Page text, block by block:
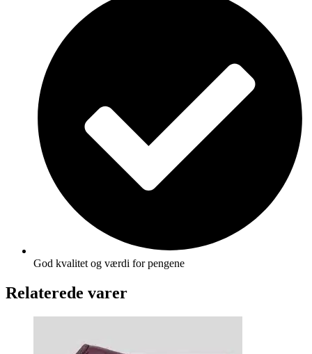
God kvalitet og værdi for pengene
Relaterede varer